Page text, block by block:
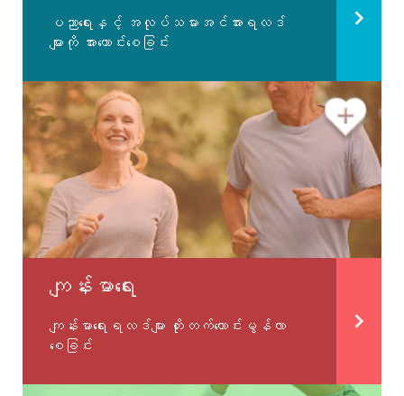
ပညာရေးနှင့် အလုပ်သမားအင်အားရလဒ်
များကို အားကောင်းစေခြင်း
ကျန်းမာရေး
ကျန်းမာရေးရလဒ်များ တိုးတက်ကောင်းမွန်လာ
စေခြင်း